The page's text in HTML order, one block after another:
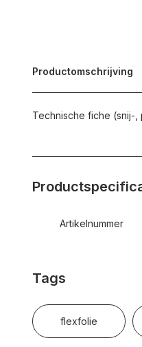
Productomschrijving
Technische fiche (snij-
Artikelnummer
Tags
flexfolie